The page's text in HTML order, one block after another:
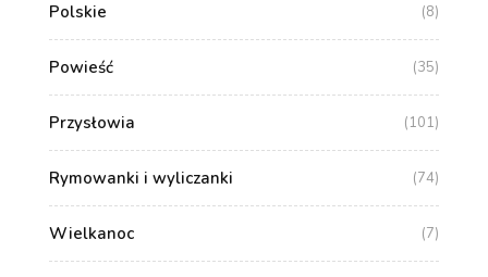
Polskie (8)
Powieść (35)
Przysłowia (101)
Rymowanki i wyliczanki (74)
Wielkanoc (7)